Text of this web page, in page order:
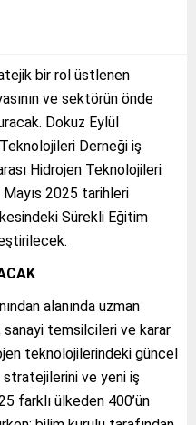
bir rol üstlenen
ve sektörün önde
Dokuz Eylül
Derneği iş
Hidrojen Teknolojileri
2025 tarihleri
Sürekli Eğitim
alanında uzman
sanayi temsilcileri ve karar
teknolojilerindeki güncel
ve yeni iş
farklı ülkeden 400’ün